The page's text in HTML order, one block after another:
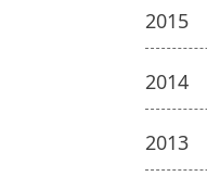
2015
2014
2013